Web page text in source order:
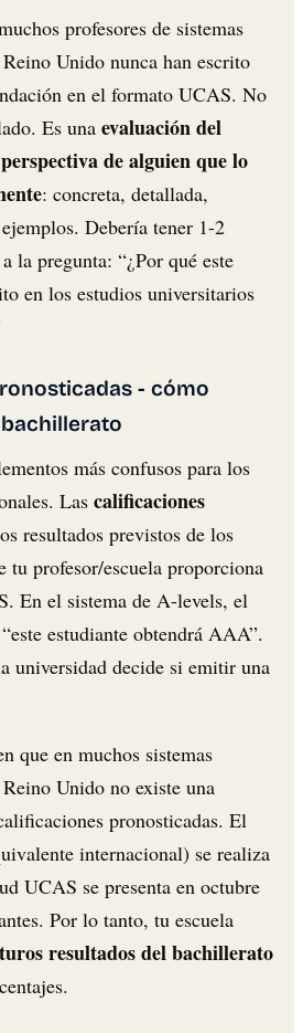
profesores de sistemas
Unido nunca han escrito
en el formato UCAS. No
Es una evaluación del
de alguien que lo
: concreta, detallada,
Debería tener 1-2
la pregunta: “¿Por qué este
en los estudios universitarios
- cómo
más confusos para los
Las calificaciones
resultados previstos de los
tu profesor/escuela proporciona
En el sistema de A-levels, el
estudiante obtendrá AAA”.
universidad decide si emitir una
que en muchos sistemas
Unido no existe una
pronosticadas. El
internacional) se realiza
UCAS se presenta en octubre
Por lo tanto, tu escuela
resultados del bachillerato